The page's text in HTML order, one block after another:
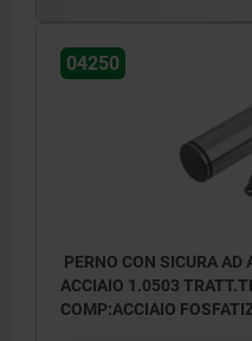
04250
PERNO CON SICURA
ACCIAIO 1.0503
COMP:ACCIAIO